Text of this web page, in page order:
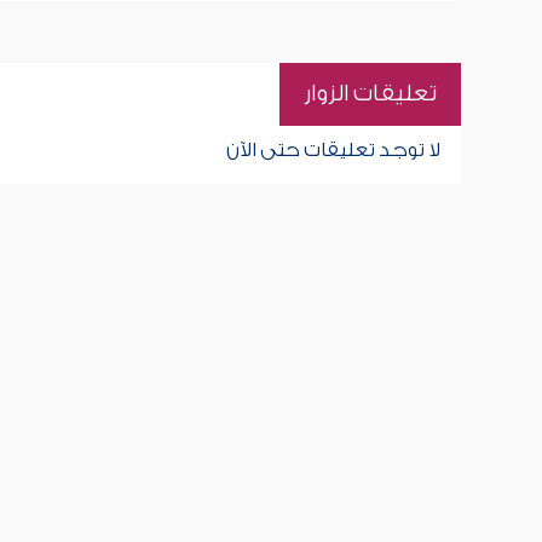
تعليقات الزوار
لا توجد تعليقات حتى الآن